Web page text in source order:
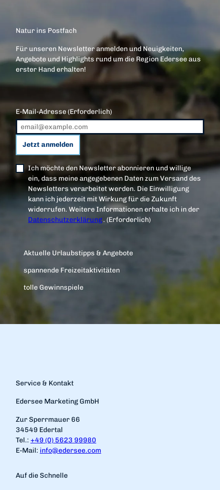
Natur ins Postfach
Für unseren Newsletter anmelden und Neuigkeiten,
Angebote und Highlights rund um die Region Edersee aus
erster Hand erhalten!
E-Mail-Adresse(Erforderlich)
Jetzt anmelden
Ich möchte den Newsletter abonnieren und willige
ein, dass meine angegebenen Daten zum Versand des
Newsletters verarbeitet werden. Die Einwilligung
kann ich jederzeit mit Wirkung für die Zukunft
widerrufen. Weitere Informationen erhalte ich in der
Datenschutzerklärung.(Erforderlich)
Aktuelle Urlaubstipps & Angebote
spannende Freizeitaktivitäten
tolle Gewinnspiele
Service & Kontakt
Edersee Marketing GmbH
Zur Sperrmauer 66
34549 Edertal
Tel.: +49 (0) 5623 99980
E-Mail: info@edersee.com
Auf die Schnelle